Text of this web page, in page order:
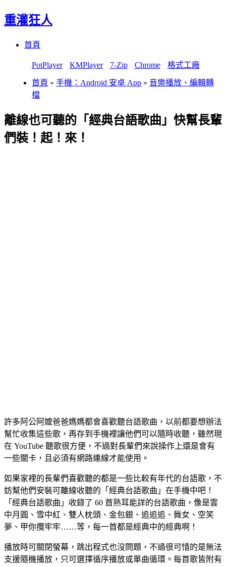
重灌狂人
首頁
PotPlayer KMPlayer 7-Zip Chrome 格式工廠
首頁 » 手機：Android 安卓 App » 音樂播放、編輯轉
檔
離線也可聽的「經典台語歌曲」快幫長輩
們裝！起！來！
許多阿公阿嬤爸爸媽媽都會喜歡聽台語歌曲，以前都要想辦法
幫忙收集這些歌，再存到手機裡讓他們可以隨時收聽，雖然現
在 YouTube 聽歌很方便，不過對長輩們來說操作上還是會有
一些關卡，且必須有網路連線才能使用。
如果家裡的長輩們喜歡聽的都是一些比較有年代的台語歌，不
妨幫他們安裝可離線收聽的「經典台語歌曲」在手機中吧！
「經典台語歌曲」收錄了 60 首熟耳能詳的台語歌曲，像是雲
中月圓、雪中紅、雙人枕頭、金包銀、追追追、舞女、空笑
夢、甲你攬牢牢……等，每一首都是經典中的經典啊！
播放時可關閉螢幕，跳出程式也沒問題，不過很可惜的是無法
支援隨機播放，只可選擇循序播放或單曲循環。每首歌皆附有